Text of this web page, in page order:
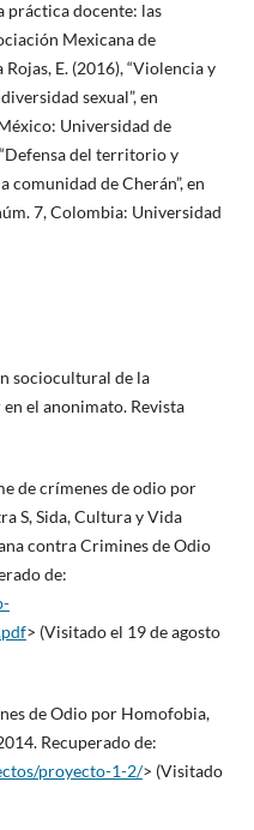
práctica docente: las
Mexicana de
E. (2016), “Violencia y
sexual”, en
Universidad de
del territorio y
comunidad de Cherán”, en
7, Colombia: Universidad
sociocultural de la
el anonimato. Revista
de crímenes de odio por
S, Sida, Cultura y Vida
contra Crimines de Odio
de:
> (Visitado el 19 de agosto
de Odio por Homofobia,
Recuperado de:
proyecto-1-2/> (Visitado